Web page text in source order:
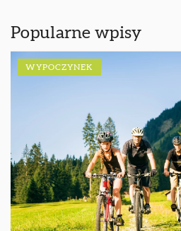
Popularne wpisy
WYPOCZYNEK